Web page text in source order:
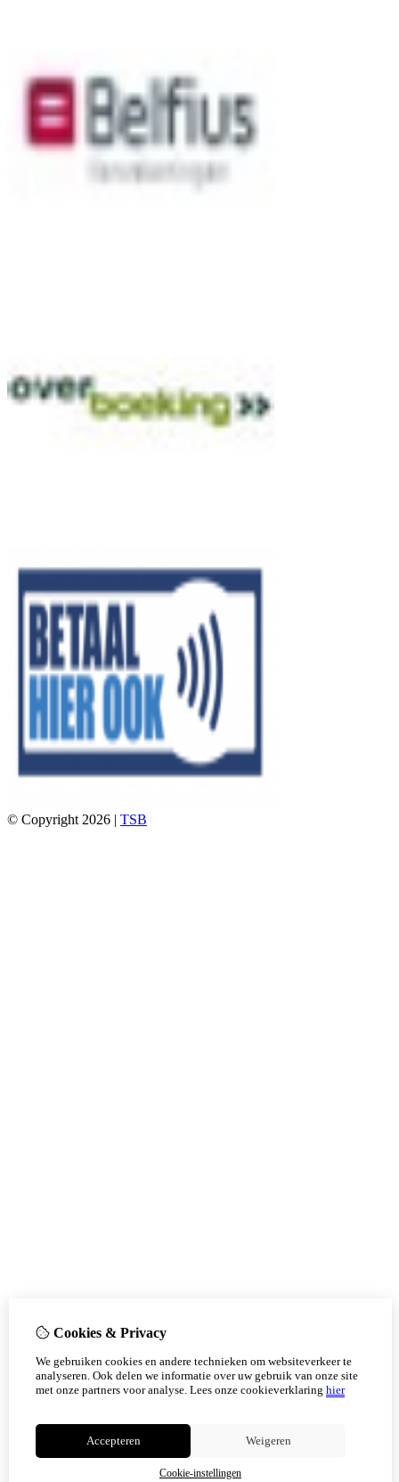
© Copyright 2026 | TSB
Cookies & Privacy
We gebruiken cookies en andere technieken om websiteverkeer te
analyseren. Ook delen we informatie over uw gebruik van onze site
met onze partners voor analyse. Lees onze cookieverklaring hier
Accepteren Weigeren
Cookie-instellingen